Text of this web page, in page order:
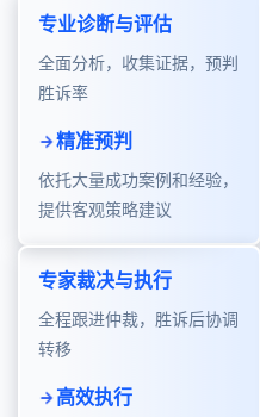
专业诊断与评估
全面分析，收集证据，预判
胜诉率
精准预判
依托大量成功案例和经验，
提供客观策略建议
专家裁决与执行
全程跟进仲裁，胜诉后协调
转移
高效执行